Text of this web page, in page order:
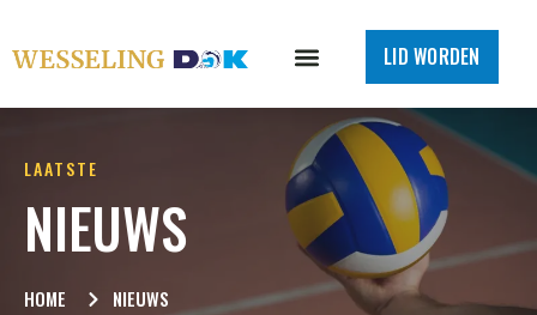
LID WORDEN
LAATSTE
NIEUWS
HOME NIEUWS